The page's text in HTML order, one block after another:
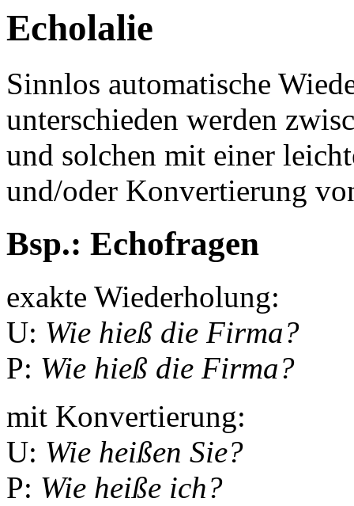
Echolalie
Sinnlos automatische
unterschieden werden
und solchen mit einer
und/oder Konvertierung
Bsp.: Echofragen
exakte Wiederholung:
U: Wie hieß die Firma?
P: Wie hieß die Firma?
mit Konvertierung:
U: Wie heißen Sie?
P: Wie heiße ich?